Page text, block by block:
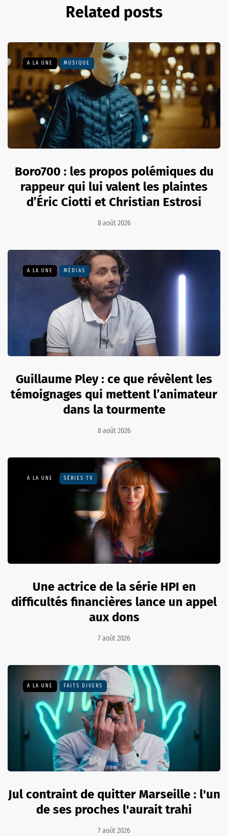
Related posts
A LA UNE MUSIQUE
Boro700 : les propos polémiques du
rappeur qui lui valent les plaintes
d’Éric Ciotti et Christian Estrosi
8 août 2026
A LA UNE MÉDIAS
Guillaume Pley : ce que révèlent les
témoignages qui mettent l’animateur
dans la tourmente
8 août 2026
A LA UNE SÉRIES TV
Une actrice de la série HPI en
difficultés financières lance un appel
aux dons
7 août 2026
A LA UNE FAITS DIVERS
Jul contraint de quitter Marseille : l'un
de ses proches l'aurait trahi
7 août 2026